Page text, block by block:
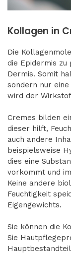
Kollagen in
Die
die Epidermis zu
Dermis. Somit
sondern nur
wird der
Cremes bilden
dieser hilft,
auch andere
beispielsweise
dies eine
vorkommt und
Keine andere
Feuchtigkeit
Eigengewichts.
Sie können die
Sie